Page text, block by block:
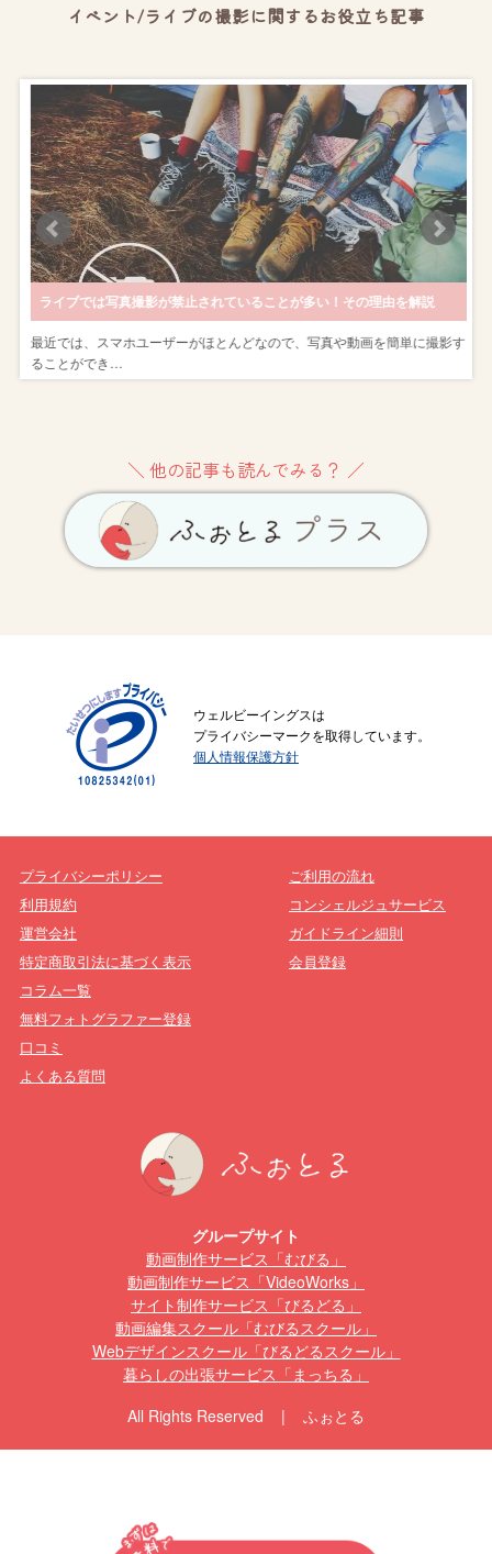
イベント/ライブの撮影に関するお役立ち記事
ライブでは写真撮影が禁止されていることが多い！その理由を解説
最近では、スマホユーザーがほとんどなので、写真や動画を簡単に撮影す
ることができ…
＼ 他の記事も読んでみる？ ／
ウェルビーイングスは
プライバシーマークを取得しています。
個人情報保護方針
プライバシーポリシー
利用規約
運営会社
特定商取引法に基づく表示
ご利用の流れ
コンシェルジュサービス
ガイドライン細則
会員登録
コラム一覧
無料フォトグラファー登録
口コミ
よくある質問
グループサイト
動画制作サービス「むびる」
動画制作サービス「VideoWorks」
サイト制作サービス「びるどる」
動画編集スクール「むびるスクール」
Webデザインスクール「びるどるスクール」
暮らしの出張サービス「まっちる」
All Rights Reserved | ふぉとる